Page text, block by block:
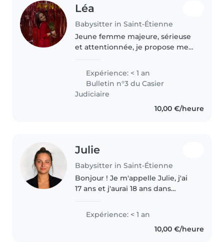
Léa
Babysitter in Saint-Étienne
Jeune femme majeure, sérieuse
et attentionnée, je propose mes
bienveillance et sécurité. Ayant
toujours aimé le contact avec les
enfants, je suis à l'aise avec..
Expérience: < 1 an
Bulletin n°3 du Casier
Judiciaire
10,00 €/heure
Julie
Babysitter in Saint-Étienne
Bonjour ! Je m'appelle Julie, j'ai
17 ans et j'aurai 18 ans dans
patiente, manuelle j'aime le
design et je suis responsable et..
Expérience: < 1 an
10,00 €/heure